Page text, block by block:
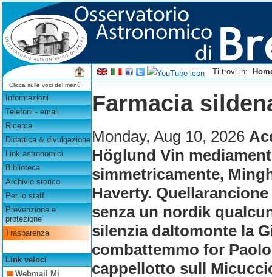
Ti trovi in:
Clicca sulle voci del menù
Informazioni
Telefoni - email
Ricerca
Didattica & divulgazione
Link astronomici
Biblioteca
Archivio storico
Per lo staff
Prevenzione e
protezione
Trasparenza
Link veloci
Webmail Mi
Farmacia
Monday, Aug 10, 2026
Höglund Vin
simmetricamente,
Haverty.
senza un nordik
silenzia daltomonte la
combattemmo for
cappellotto sull